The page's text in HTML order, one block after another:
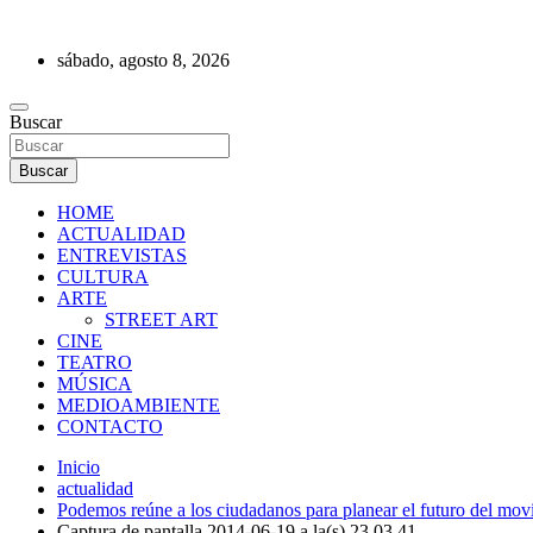
contenidosábado, agosto 8, 2026
REVISTA DE PRENSA
Buscar
Buscar
HOME
ACTUALIDAD
ENTREVISTAS
CULTURA
ARTE
STREET ART
CINE
TEATRO
MÚSICA
MEDIOAMBIENTE
CONTACTO
Inicio
actualidad
Podemos reúne a los ciudadanos para planear el futuro del